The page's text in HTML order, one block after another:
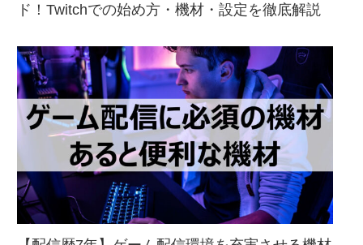
ド！Twitchでの始め方・機材・設定を徹底解説